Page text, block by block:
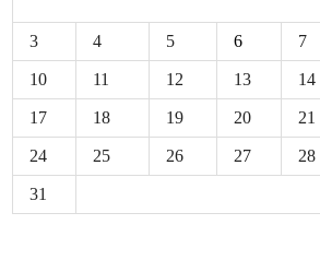
3 4 5 6 7
10 11 12 13 14
17 18 19 20 21
24 25 26 27 28
31